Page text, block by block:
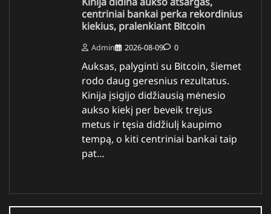
centriniai bankai perka rekordinius
kiekius, pralenkiant Bitcoin
Admin 2026-08-09 0
Auksas, palyginti su Bitcoin, šiemet
rodo daug geresnius rezultatus.
Kinija įsigijo didžiausią mėnesio
aukso kiekį per beveik trejus
metus ir tęsia didžiulį kaupimo
tempą, o kiti centriniai bankai taip
pat…